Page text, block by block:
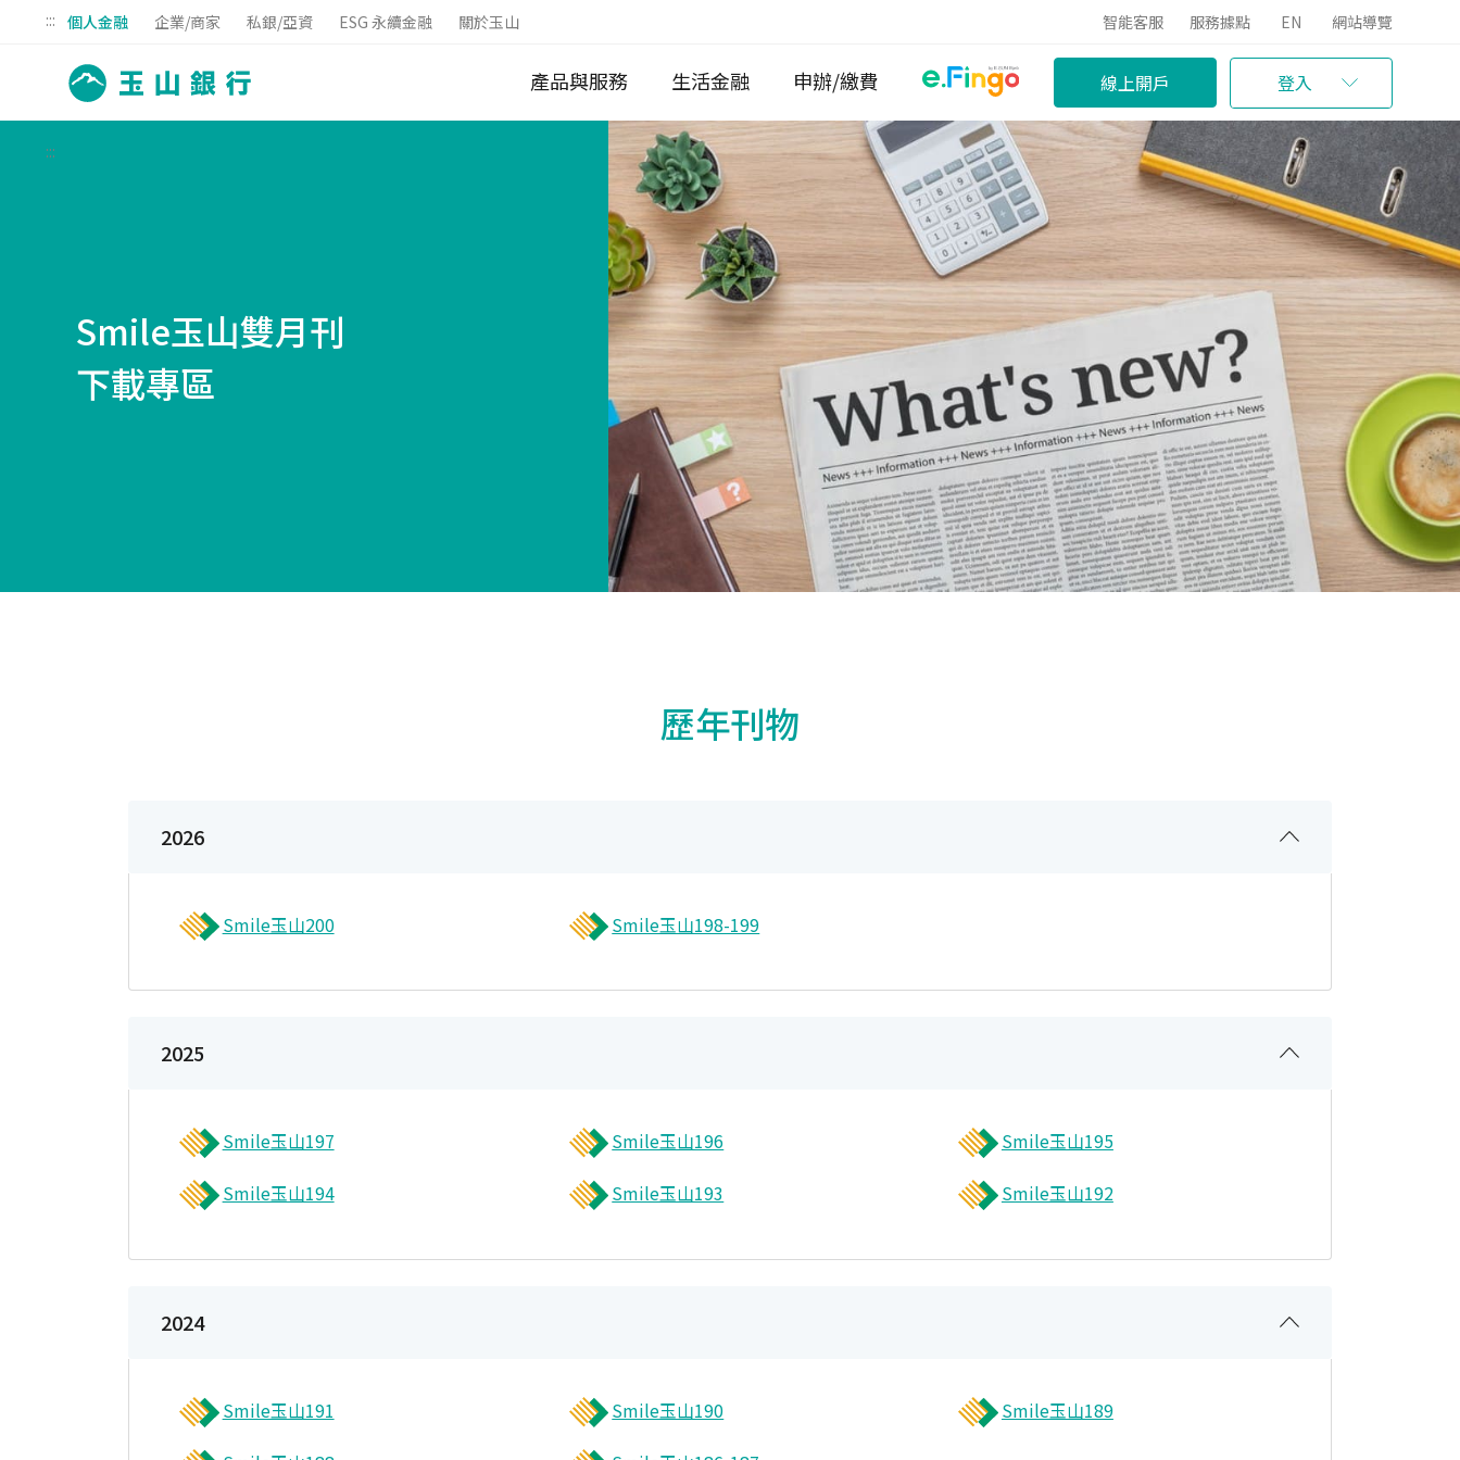
::: 個人金融 企業/商家 私銀/亞資 ESG 永續金融 關於玉山 智能客服 服務據點 EN 網站導覽
產品與服務 生活金融 申辦/繳費 線上開戶 登入
:::
Smile玉山雙月刊
下載專區
歷年刊物
2026
Smile玉山200 Smile玉山198-199
2025
Smile玉山197 Smile玉山196
Smile玉山195
Smile玉山194
Smile玉山193 Smile玉山192
2024
Smile玉山191 Smile玉山190
Smile玉山189